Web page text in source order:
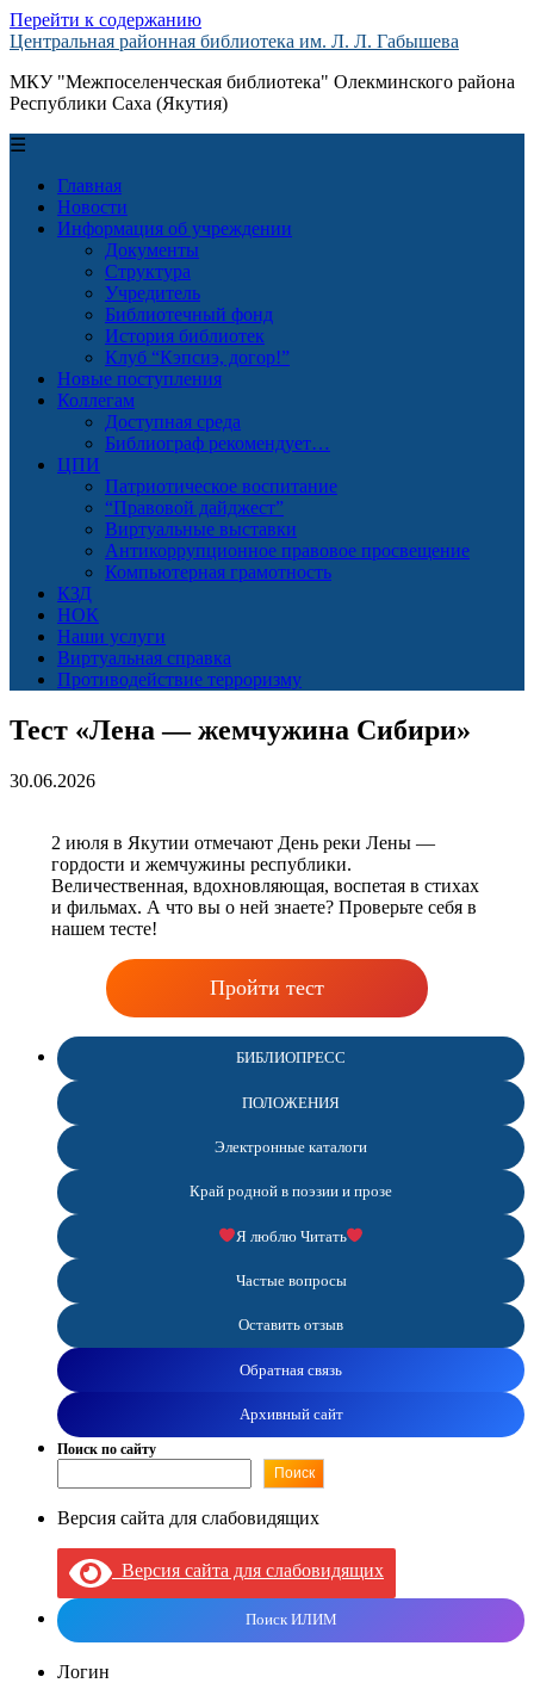
Перейти к содержанию
Центральная районная библиотека им. Л. Л. Габышева
МКУ "Межпоселенческая библиотека" Олекминского района
Республики Саха (Якутия)
☰
Главная
Новости
Информация об учреждении
Документы
Структура
Учредитель
Библиотечный фонд
История библиотек
Клуб “Кэпсиэ, догор!”
Новые поступления
Коллегам
Доступная среда
Библиограф рекомендует…
ЦПИ
Патриотическое воспитание
“Правовой дайджест”
Виртуальные выставки
Антикоррупционное правовое просвещение
Компьютерная грамотность
КЗД
НОК
Наши услуги
Виртуальная справка
Противодействие терроризму
Тест «Лена — жемчужина Сибири»
30.06.2026
2 июля в Якутии отмечают День реки Лены —
гордости и жемчужины республики.
Величественная, вдохновляющая, воспетая в стихах
и фильмах. А что вы о ней знаете? Проверьте себя в
нашем тесте!
Пройти тест
БИБЛИОПРЕСС
ПОЛОЖЕНИЯ
Электронные каталоги
Край родной в поэзии и прозе
Я люблю Читать
Частые вопросы
Оставить отзыв
Обратная связь
Архивный сайт
Поиск по сайту
Поиск
Версия сайта для слабовидящих
Версия сайта для слабовидящих
Поиск ИЛИМ
Логин